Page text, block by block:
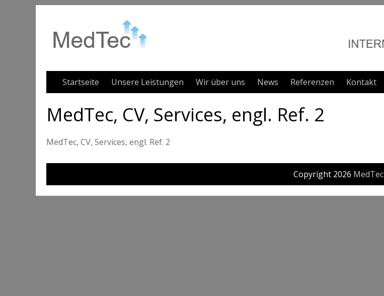
Startseite Unsere Leistungen Wir über uns News Referenzen Kontakt
MedTec, CV, Services, engl. Ref. 2
MedTec, CV, Services, engl. Ref. 2
Copyright 2026 MedTec